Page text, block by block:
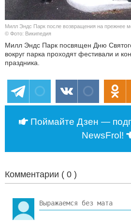
Милл Эндс Парк после возвращения на прежнее
© Фото: Википедия
Милл Эндс Парк посвящен Дню
вокруг парка проходят фестивали и
праздника.
Поймайте Дзен —
NewsFrol!
Комментарии ( 0 )